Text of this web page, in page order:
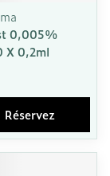
0,005%
X 0,2ml
Réservez